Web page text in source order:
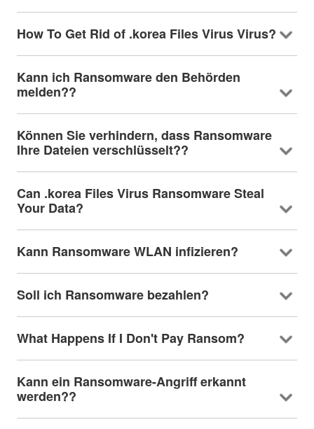
How To Get Rid of .korea Files Virus Virus?
Kann ich Ransomware den Behörden
melden??
Können Sie verhindern, dass Ransomware
Ihre Dateien verschlüsselt??
Can .korea Files Virus Ransomware Steal
Your Data?
Kann Ransomware WLAN infizieren?
Soll ich Ransomware bezahlen?
What Happens If I Don't Pay Ransom?
Kann ein Ransomware-Angriff erkannt
werden??